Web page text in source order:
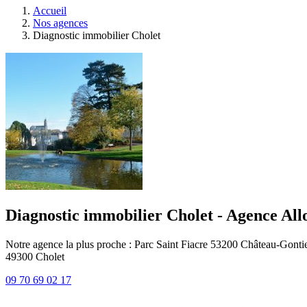
Accueil
Nos agences
Diagnostic immobilier Cholet
Diagnostic immobilier Cholet - Agence
Notre agence la plus proche : Parc Saint Fiacre 53200 Château-
49300 Cholet
09 70 69 02 17